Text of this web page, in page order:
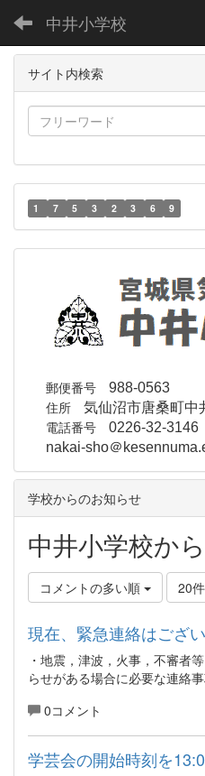
中井小学校
サイト内検索
1 7 5 3 2 3 6 9
郵便番号 988-0563
住所 気仙沼市唐桑町中
電話番号 0226-32-3146
nakai-sho＠
学校からのお知らせ
中井小学校から
コメントの多い順 20件
現在、緊急連絡はござ
・地震，津波，火事，不審者
らせがある場合に必要な連絡事
0コメント
学芸会の開始時刻を